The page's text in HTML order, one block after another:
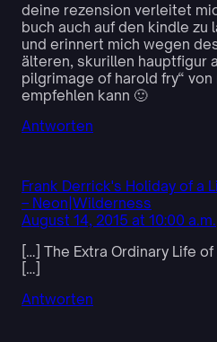
deine rezension verleitet
buch auch auf den kindle zu
und erinnert mich wegen
älteren, skurillen hauptfigur
pilgrimage of harold fry“
empfehlen kann 🙂
Antworten
Frank Derrick's Holiday of a
– Neon|Wilderness
August 14, 2015 at 10:00 a.m.
[…] The Extra Ordinary Life
[…]
Antworten